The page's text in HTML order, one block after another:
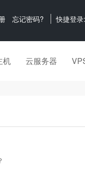
忘记密码? 快捷登录:
机 云服务器